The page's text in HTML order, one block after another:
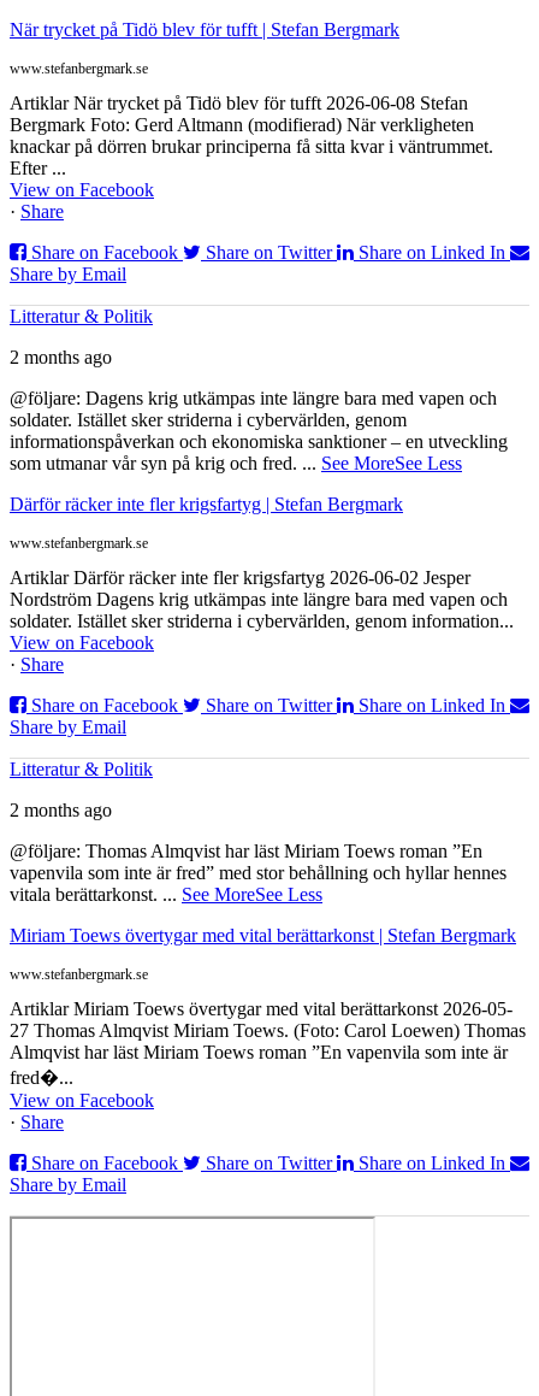
När trycket på Tidö blev för tufft | Stefan Bergmark
www.stefanbergmark.se
Artiklar När trycket på Tidö blev för tufft 2026-06-08 Stefan
Bergmark Foto: Gerd Altmann (modifierad) När verkligheten
knackar på dörren brukar principerna få sitta kvar i väntrummet.
Efter ...
View on Facebook
· Share
Share on Facebook
Share on Twitter
Share on Linked In
Share by Email
Litteratur & Politik
2 months ago
@följare: Dagens krig utkämpas inte längre bara med vapen och
soldater. Istället sker striderna i cybervärlden, genom
informationspåverkan och ekonomiska sanktioner – en utveckling
som utmanar vår syn på krig och fred. ... See MoreSee Less
Därför räcker inte fler krigsfartyg | Stefan Bergmark
www.stefanbergmark.se
Artiklar Därför räcker inte fler krigsfartyg 2026-06-02 Jesper
Nordström Dagens krig utkämpas inte längre bara med vapen och
soldater. Istället sker striderna i cybervärlden, genom information...
View on Facebook
· Share
Share on Facebook
Share on Twitter
Share on Linked In
Share by Email
Litteratur & Politik
2 months ago
@följare: Thomas Almqvist har läst Miriam Toews roman ”En
vapenvila som inte är fred” med stor behållning och hyllar hennes
vitala berättarkonst. ... See MoreSee Less
Miriam Toews övertygar med vital berättarkonst | Stefan Bergmark
www.stefanbergmark.se
Artiklar Miriam Toews övertygar med vital berättarkonst 2026-05-
27 Thomas Almqvist Miriam Toews. (Foto: Carol Loewen) Thomas
Almqvist har läst Miriam Toews roman ”En vapenvila som inte är
fred�...
View on Facebook
· Share
Share on Facebook
Share on Twitter
Share on Linked In
Share by Email